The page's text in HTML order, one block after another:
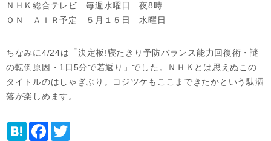
ＮＨＫ総合テレビ 毎週水曜日 夜8時
ＯＮ ＡＩＲ予定 ５月１５日 水曜日
ちなみに4/24は「決定板!寝たきり予防バランス能力回復術・謎
の転倒原因・1日5分で若返り」でした。ＮＨＫとは思えぬこの
タイトルのはしゃぎぶり。コジツケもここまできたかという駄洒
落が楽しめます。
H
F